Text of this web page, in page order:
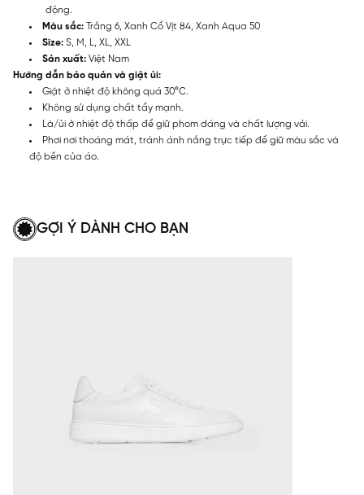
động.
Màu sắc: Trắng 6, Xanh Cổ Vịt 84, Xanh Aqua 50
Size: S, M, L, XL, XXL
Sản xuất: Việt Nam
Hướng dẫn bảo quản và giặt ủi:
Giặt ở nhiệt độ không quá 30°C.
Không sử dụng chất tẩy mạnh.
Là/ủi ở nhiệt độ thấp để giữ phom dáng và chất lượng vải.
Phơi nơi thoáng mát, tránh ánh nắng trực tiếp để giữ màu sắc và
độ bền của áo.
GỢI Ý DÀNH CHO BẠN